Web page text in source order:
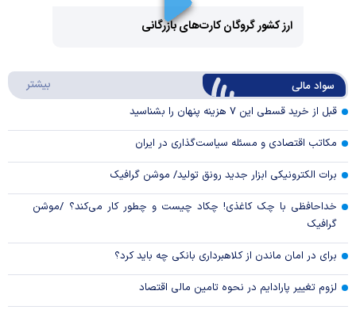
Video
Video
ارز کشور گروگان کارت‌های بازرگانی
سواد مالی بیشتر
قبل از خرید قسطی این ۷ هزینه پنهان را بشناسید
مکاتب اقتصادی و مسئله سیاست‌گذاری در ایران
برات الکترونیکی ابزار جدید رونق تولید/ موشن گرافیک
خداحافظی با چک کاغذی! چکاد چیست و چطور کار می‌کند؟ /موشن
گرافیک
برای در امان ماندن از کلاهبرداری بانکی چه باید کرد؟
لزوم تغییر پارادایم در نحوه تامین مالی اقتصاد